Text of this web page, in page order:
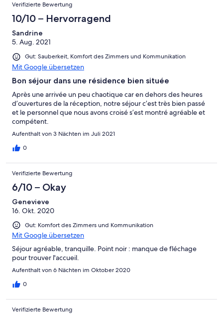
Verifizierte Bewertung
10/10 – Hervorragend
Sandrine
5. Aug. 2021
Gut: Sauberkeit, Komfort des Zimmers und Kommunikation
Mit Google übersetzen
Bon séjour dans une résidence bien située
Après une arrivée un peu chaotique car en dehors des heures
d’ouvertures de la réception, notre séjour c’est très bien passé
et le personnel que nous avons croisé s’est montré agréable et
compétent.
Aufenthalt von 3 Nächten im Juli 2021
0
Verifizierte Bewertung
6/10 – Okay
Genevieve
16. Okt. 2020
Gut: Komfort des Zimmers und Kommunikation
Mit Google übersetzen
Séjour agréable, tranquille. Point noir : manque de fléchage
pour trouver l'accueil.
Aufenthalt von 6 Nächten im Oktober 2020
0
Verifizierte Bewertung